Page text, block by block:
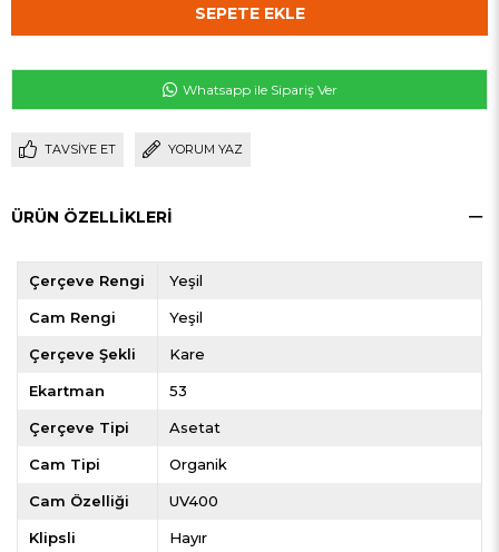
Whatsapp ile Sipariş Ver
TAVSIYE ET YORUM YAZ
ÜRÜN ÖZELLIKLERI
Çerçeve Rengi Yeşil
Cam Rengi Yeşil
Çerçeve Şekli Kare
Ekartman 53
Çerçeve Tipi Asetat
Cam Tipi Organik
Cam Özelliği UV400
Klipsli Hayır